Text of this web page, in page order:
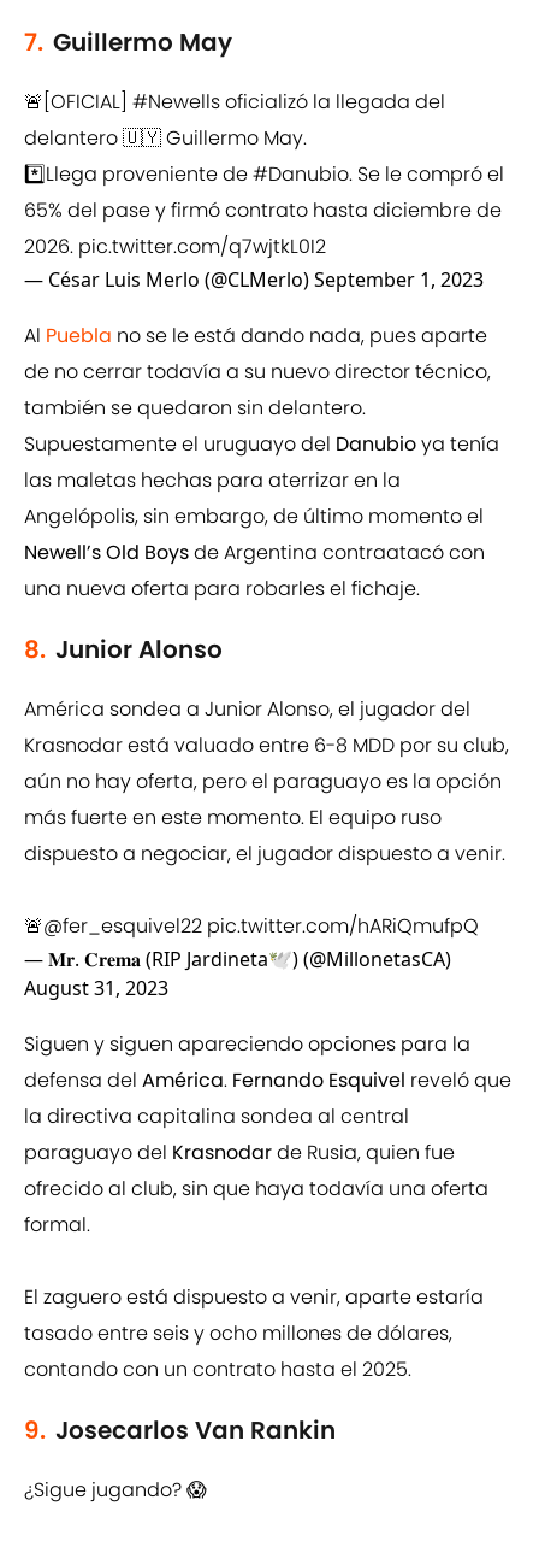
7. Guillermo May
🚨[OFICIAL] #Newellsoficializó la llegada del
delantero 🇺🇾 Guillermo May.
*️⃣Llega proveniente de#Danubio. Se le compró el
65% del pase y firmó contrato hasta diciembre de
2026. pic.twitter.com/q7wjtkL0I2
— César Luis Merlo (@CLMerlo)September 1, 2023
Al Puebla no se le está dando nada, pues aparte
de no cerrar todavía a su nuevo director técnico,
también se quedaron sin delantero.
Supuestamente el uruguayo del Danubioya tenía
las maletas hechas para aterrizar en la
Angelópolis, sin embargo, de último momento el
Newell’s Old Boysde Argentina contraatacó con
una nueva oferta para robarles el fichaje.
8. Junior Alonso
América sondea a Junior Alonso, el jugador del
Krasnodar está valuado entre 6-8 MDD por su club,
aún no hay oferta, pero el paraguayo es la opción
más fuerte en este momento. El equipo ruso
dispuesto a negociar, el jugador dispuesto a venir.
🚨@fer_esquivel22 pic.twitter.com/hARiQmufpQ
— 𝐌𝐫. 𝐂𝐫𝐞𝐦𝐚 (RIP Jardineta🕊️) (@MillonetasCA)
August 31, 2023
Siguen y siguen apareciendo opciones para la
defensa del América. Fernando Esquivel reveló que
la directiva capitalina sondea al central
paraguayo del Krasnodarde Rusia, quien fue
ofrecido al club, sin que haya todavía una oferta
formal.
El zaguero está dispuesto a venir, aparte estaría
tasado entre seis y ocho millones de dólares,
contando con un contrato hasta el 2025.
9. Josecarlos Van Rankin
¿Sigue jugando? 😱